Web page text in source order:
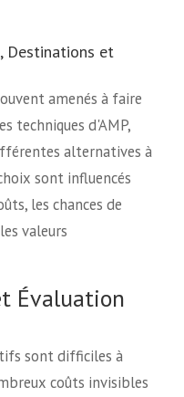
Destinations et
amenés à faire
techniques d'AMP,
alternatives à
sont influencés
les chances de
valeurs
Évaluation
sont difficiles à
coûts invisibles